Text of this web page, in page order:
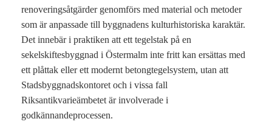
renoveringsåtgärder genomförs med material och metoder
som är anpassade till byggnadens kulturhistoriska karaktär.
Det innebär i praktiken att ett tegelstak på en
sekelskiftesbyggnad i Östermalm inte fritt kan ersättas med
ett plåttak eller ett modernt betongtegelsystem, utan att
Stadsbyggnadskontoret och i vissa fall
Riksantikvarieämbetet är involverade i
godkännandeprocessen.